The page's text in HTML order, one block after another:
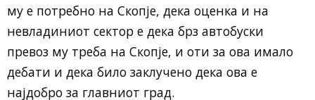
му е потребно на Скопје, дека оценка и на
невладиниот сектор е дека брз автобуски
превоз му треба на Скопје, и оти за ова имало
дебати и дека било заклучено дека ова е
најдобро за главниот град.